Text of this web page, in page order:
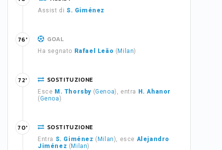
Assist di S. Giménez
GOAL
Ha segnato Rafael Leão ( Milan)
76'
SOSTITUZIONE
Esce M. Thorsby (Genoa), entra
H. Ahanor
(Genoa)
72'
SOSTITUZIONE
Entra S. Giménez ( Milan), esce Alejandro
Jiménez ( Milan)
70'